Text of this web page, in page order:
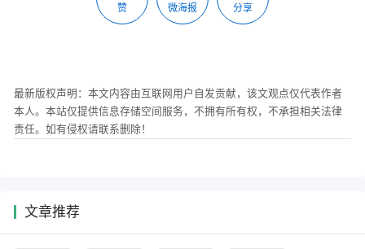
赞 微海报 分享
最新版权声明：本文内容由互联网用户自发贡献，该文观点仅代表作者
本人。本站仅提供信息存储空间服务，不拥有所有权，不承担相关法律
责任。如有侵权请联系删除！
文章推荐